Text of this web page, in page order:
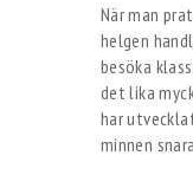
När man
helgen
besöka
det lika
har
minnen